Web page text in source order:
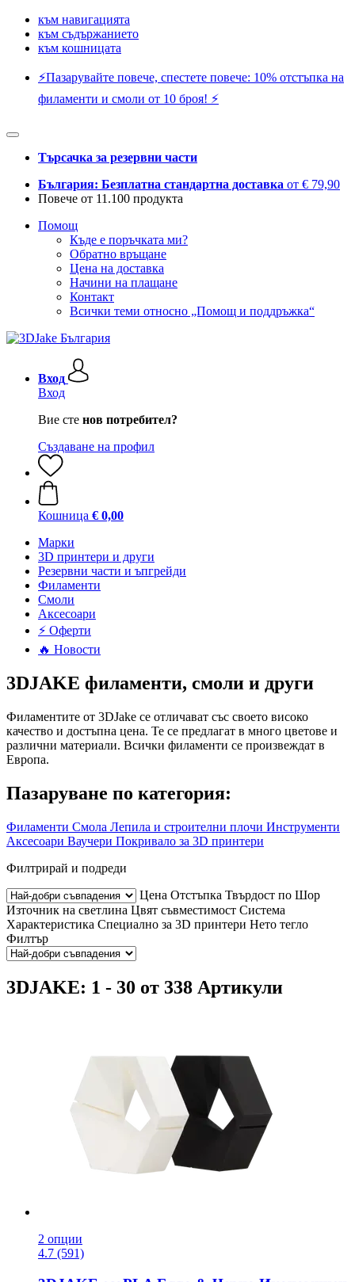
към навигацията
към съдържанието
към кошницата
⚡️Пазарувайте повече, спестете повече: 10% отстъпка на
филаменти и смоли от 10 броя! ⚡️
Търсачка за резервни части
България: Безплатна стандартна доставка от € 79,90
Повече от 11.100 продукта
Помощ
Къде е поръчката ми?
Обратно връщане
Цена на доставка
Начини на плащане
Контакт
Всички теми относно „Помощ и поддръжка“
Вход
Вход
Вие сте нов потребител?
Създаване на профил
Кошница € 0,00
Mарки
3D принтери и други
Резервни части и ъпгрейди
Филаменти
Смоли
Аксесоари
⚡ Оферти
🔥 Новости
3DJAKE филаменти, смоли и други
Филаментите от 3DJake се отличават със своето високо
качество и достъпна цена. Те се предлагат в много цветове и
различни материали. Всички филаменти се произвеждат в
Европа.
Пазаруване по категория:
Филаменти Смола Лепила и строителни плочи Инструменти
Аксесоари Ваучери Покривало за 3D принтери
Филтрирай и подреди
Цена Отстъпка Твърдост по Шор
Източник на светлина Цвят съвместимост Система
Характеристика Специално за 3D принтери Нето тегло
Филтър
3DJAKE: 1 - 30 от 338 Артикули
2 опции
4.7 (591)